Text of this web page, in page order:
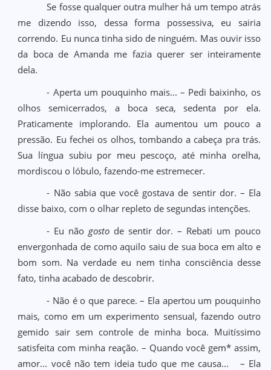
Se fosse qualquer outra mulher há um tempo atrás
me dizendo isso, dessa forma possessiva, eu sairia
correndo. Eu nunca tinha sido de ninguém. Mas ouvir isso
da boca de Amanda me fazia querer ser inteiramente
dela.
- Aperta um pouquinho mais... – Pedi baixinho, os
olhos semicerrados, a boca seca, sedenta por ela.
Praticamente implorando. Ela aumentou um pouco a
pressão. Eu fechei os olhos, tombando a cabeça pra trás.
Sua língua subiu por meu pescoço, até minha orelha,
mordiscou o lóbulo, fazendo-me estremecer.
- Não sabia que você gostava de sentir dor. – Ela
disse baixo, com o olhar repleto de segundas intenções.
- Eu nãogosto de sentir dor. – Rebati um pouco
envergonhada de como aquilo saiu de sua boca em alto e
bom som. Na verdade eu nem tinha consciência desse
fato, tinha acabado de descobrir.
- Não é o que parece. – Ela apertou um pouquinho
mais, como em um experimento sensual, fazendo outro
gemido sair sem controle de minha boca. Muitíssimo
satisfeita com minha reação. – Quando você gem* assim,
amor... você não tem ideia tudo que me causa... – Ela